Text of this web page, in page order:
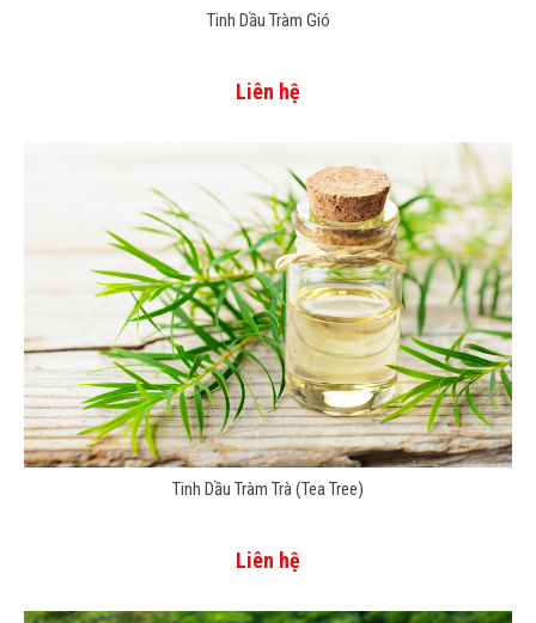
Tinh Dầu Tràm Gió
Liên hệ
Tinh Dầu Tràm Trà (Tea Tree)
Liên hệ